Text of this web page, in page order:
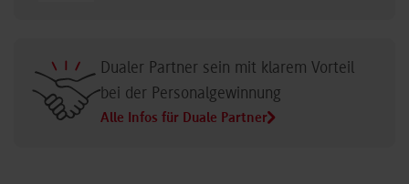
Dualer Partner sein mit klarem Vorteil
bei der Personalgewinnung
Alle Infos für Duale Partner